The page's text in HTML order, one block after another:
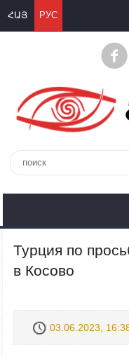
ՀԱՅ РУС
Турция по
в Косово
03.06.2023,